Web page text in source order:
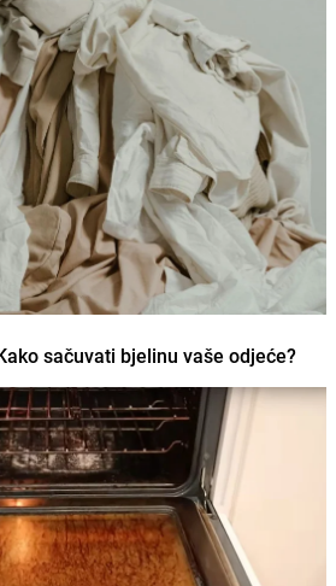
sačuvati bjelinu vaše odjeće?